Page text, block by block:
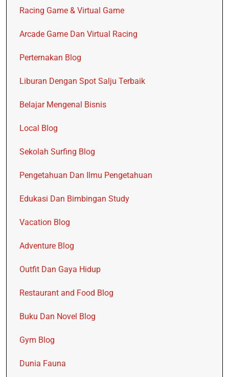
Racing Game & Virtual Game
Arcade Game Dan Virtual Racing
Perternakan Blog
Liburan Dengan Spot Salju Terbaik
Belajar Mengenal Bisnis
Local Blog
Sekolah Surfing Blog
Pengetahuan Dan Ilmu Pengetahuan
Edukasi Dan Bimbingan Study
Vacation Blog
Adventure Blog
Outfit Dan Gaya Hidup
Restaurant and Food Blog
Buku Dan Novel Blog
Gym Blog
Dunia Fauna